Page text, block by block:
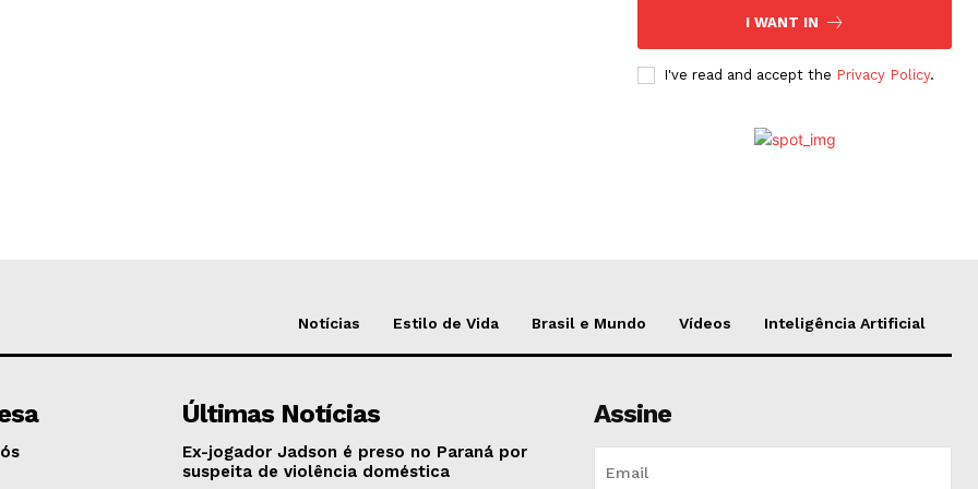
I WANT IN
I've read and accept the Privacy Policy.
Notícias Estilo de Vida Brasil e Mundo Vídeos Inteligência Artificial
Últimas Notícias
Ex-jogador Jadson é preso no Paraná por
suspeita de violência doméstica
Assine